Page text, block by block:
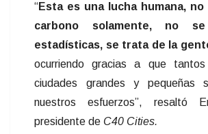
“Esta es una lucha humana,
carbono solamente, no
estadísticas, se trata de la
ocurriendo gracias a que
ciudades grandes y pequeñas
nuestros esfuerzos”, resaltó
presidente de C40 Cities.